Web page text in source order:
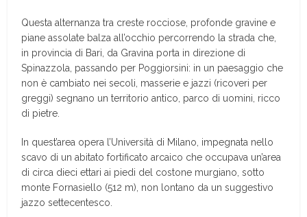
Questa alternanza tra creste rocciose, profonde gravine e
piane assolate balza all’occhio percorrendo la strada che,
in provincia di Bari, da Gravina porta in direzione di
Spinazzola, passando per Poggiorsini: in un paesaggio che
non è cambiato nei secoli, masserie e jazzi (ricoveri per
greggi) segnano un territorio antico, parco di uomini, ricco
di pietre.
In quest’area opera l’Università di Milano, impegnata nello
scavo di un abitato fortificato arcaico che occupava un’area
di circa dieci ettari ai piedi del costone murgiano, sotto
monte Fornasiello (512 m), non lontano da un suggestivo
jazzo settecentesco.